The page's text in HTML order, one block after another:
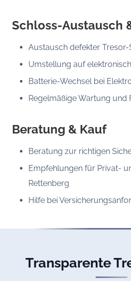
Schloss-Austausch
Austausch defekter Tresor-
Umstellung auf
Batterie-Wechsel bei
Regelmäßige Wartung und
Beratung & Kauf
Beratung zur richtigen
Empfehlungen für Privat-
Rettenberg
Hilfe bei
Transparente